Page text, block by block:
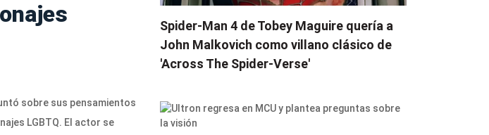
sobre sus pensamientos
LGBTQ. El actor se
Spider-Man 4 de Tobey Maguire quería a
John Malkovich como villano clásico de
'Across The Spider-Verse'